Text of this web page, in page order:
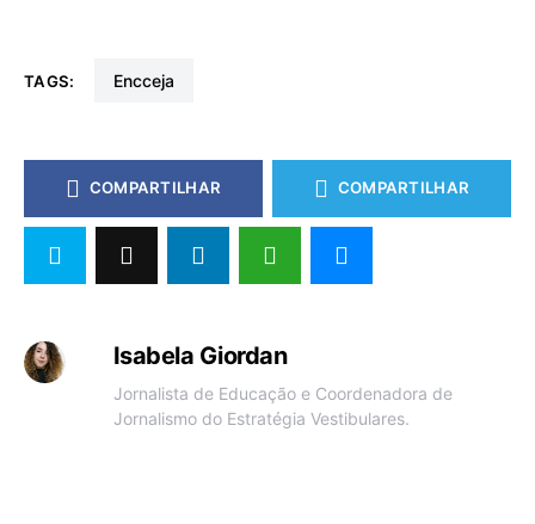
TAGS: encceja
COMPARTILHAR COMPARTILHAR
Isabela Giordan
Jornalista de Educação e Coordenadora de
Jornalismo do Estratégia Vestibulares.